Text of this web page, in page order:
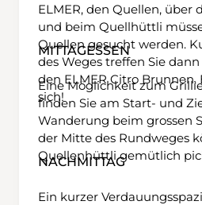
ELMER, den Quellen, über
und beim Quellhüttli
Quellen gesucht werden.
des Weges treffen Sie
den ELMER Citro
sich!
MITTAGESSEN
Eine Möglichkeit zum
finden Sie am Start- und
Wanderung beim grossen
der Mitte des Rundweges
Quellenhüttli gemütlich
NACHMITTAG
Ein kurzer